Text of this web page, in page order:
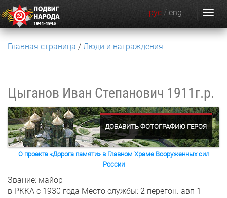
рус / eng
Главная страница Люди и награждения
Цыганов Иван Степанович 1911г.р.
ДОБАВИТЬ ФОТОГРАФИЮ ГЕРОЯ
О проекте «Дорога памяти» в Главном Храме Вооруженных сил
России
Звание: майор
в РККА с 1930 года Место службы: 2 перегон. авп 1